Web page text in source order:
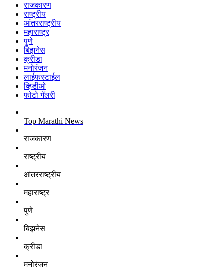
राजकारण
राष्ट्रीय
आंतरराष्ट्रीय
महाराष्ट्र
पुणे
बिझनेस
क्रीडा
मनोरंजन
लाईफस्टाईल
व्हिडीओ
फोटो गॅलरी
Top Marathi News
राजकारण
राष्ट्रीय
आंतरराष्ट्रीय
महाराष्ट्र
पुणे
बिझनेस
क्रीडा
मनोरंजन